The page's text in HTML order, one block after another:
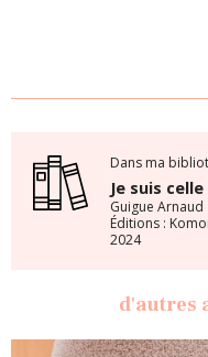
Dans ma
Je suis
Guigue Arnaud
Éditions :
2024
d'autres